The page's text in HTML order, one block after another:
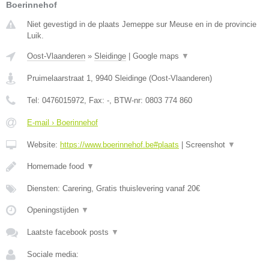
Boerinnehof
Niet gevestigd in de plaats Jemeppe sur Meuse en in de provincie
Luik.
Oost-Vlaanderen » Sleidinge | Google maps ▼
Pruimelaarstraat 1 9940 Sleidinge (Oost-Vlaanderen)
Tel: 0476015972 , Fax: - , BTW-nr: 0803 774 860
E-mail › Boerinnehof
Website: https://www.boerinnehof.be#plaats | Screenshot ▼
Homemade food ▼
Diensten: Carering, Gratis thuislevering vanaf 20€
Openingstijden ▼
Laatste facebook posts ▼
Sociale media: